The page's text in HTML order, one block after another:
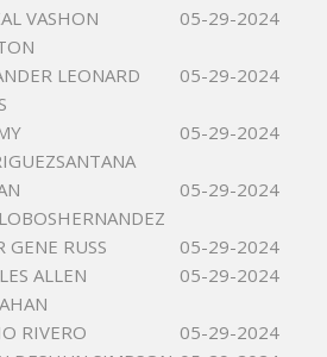
VASHON
05-29-2024
LEONARD
05-29-2024
05-29-2024
05-29-2024
GENE RUSS
05-29-2024
ALLEN
05-29-2024
RIVERO
05-29-2024